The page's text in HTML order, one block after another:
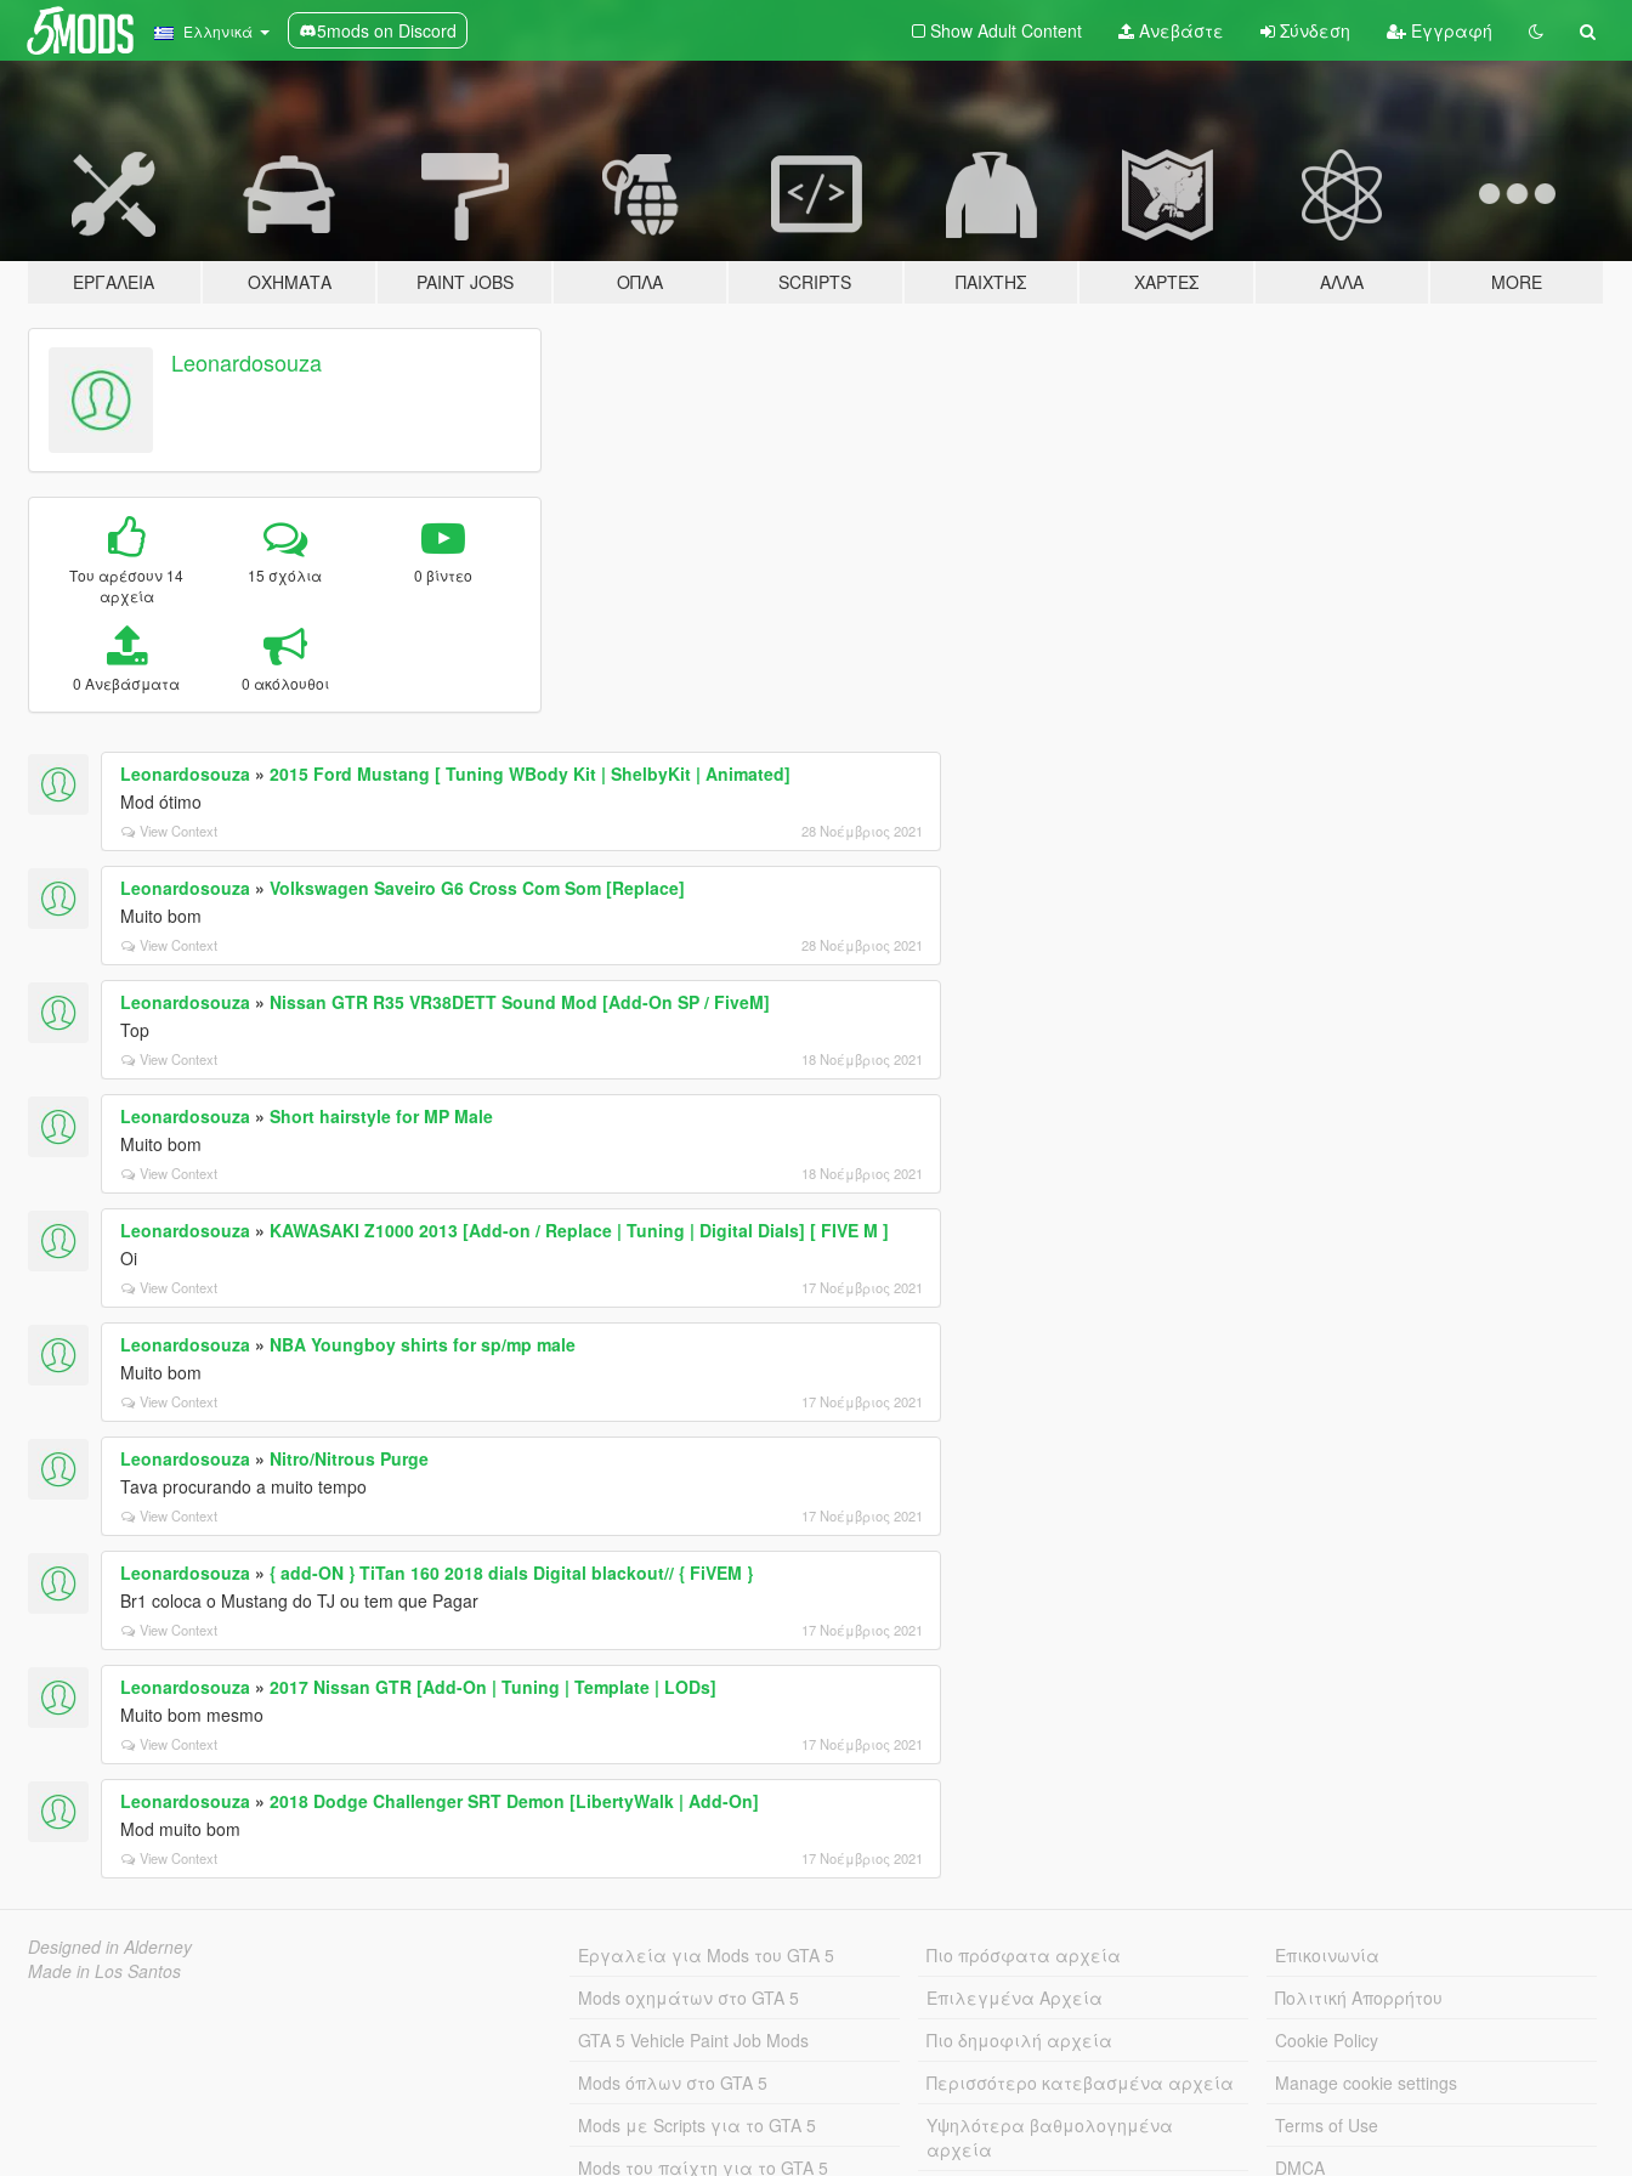
Ελληνικά 5mods on Discord Show Adult Content Ανεβάστε Σύνδεση Εγγραφή
ΕΡΓΑΛΕΊΑ ΟΧΉΜΑΤΑ PAINT JOBS ΌΠΛΑ SCRIPTS ΠΑΊΧΤΗΣ ΧΆΡΤΕΣ ΆΛΛΑ MORE
Leonardosouza
Του αρέσουν 14
αρχεία
15 σχόλια 0 βίντεο
0 Ανεβάσματα 0 ακόλουθοι
Leonardosouza » 2015 Ford Mustang [ Tuning WBody Kit | ShelbyKit | Animated]
Mod ótimo
View Context 28 Νοέμβριος 2021
Leonardosouza » Volkswagen Saveiro G6 Cross Com Som [Replace]
Muito bom
View Context 28 Νοέμβριος 2021
Leonardosouza » Nissan GTR R35 VR38DETT Sound Mod [Add-On SP / FiveM]
Top
View Context 18 Νοέμβριος 2021
Leonardosouza » Short hairstyle for MP Male
Muito bom
View Context 18 Νοέμβριος 2021
Leonardosouza » KAWASAKI Z1000 2013 [Add-on / Replace | Tuning | Digital Dials] [ FIVE M ]
Oi
View Context 17 Νοέμβριος 2021
Leonardosouza » NBA Youngboy shirts for sp/mp male
Muito bom
View Context 17 Νοέμβριος 2021
Leonardosouza » Nitro/Nitrous Purge
Tava procurando a muito tempo
View Context 17 Νοέμβριος 2021
Leonardosouza » { add-ON } TiTan 160 2018 dials Digital blackout// { FiVEM }
Br1 coloca o Mustang do TJ ou tem que Pagar
View Context 17 Νοέμβριος 2021
Leonardosouza » 2017 Nissan GTR [Add-On | Tuning | Template | LODs]
Muito bom mesmo
View Context 17 Νοέμβριος 2021
Leonardosouza » 2018 Dodge Challenger SRT Demon [LibertyWalk | Add-On]
Mod muito bom
View Context 17 Νοέμβριος 2021
Designed in Alderney
Made in Los Santos
Εργαλεία για Mods του GTA 5
Mods οχημάτων στο GTA 5
GTA 5 Vehicle Paint Job Mods
Mods όπλων στο GTA 5
Mods με Scripts για το GTA 5
Mods του παίχτη για το GTA 5
Πιο πρόσφατα αρχεία
Επιλεγμένα Αρχεία
Πιο δημοφιλή αρχεία
Περισσότερο κατεβασμένα αρχεία
Υψηλότερα βαθμολογημένα
αρχεία
Επικοινωνία
Πολιτική Απορρήτου
Cookie Policy
Manage cookie settings
Terms of Use
DMCA